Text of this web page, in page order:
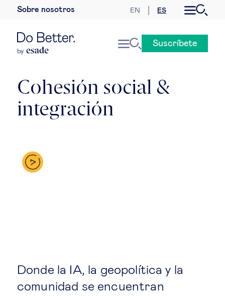
Sobre nosotros EN ES
Economía internacional
Geopolítica & riesgos globales
Gobernanza global
Liderazgo
Suscríbete
Cohesión social &
integración
Donde la IA, la geopolítica y la
comunidad se encuentran